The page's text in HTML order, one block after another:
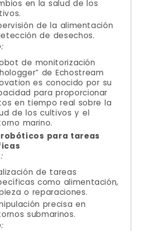
en la salud de los
de la alimentación
de desechos.
de monitorización
de Echostream
es conocido por su
para proporcionar
en tiempo real sobre la
de los cultivos y el
marino.
robóticos para tareas
de tareas
como alimentación,
o reparaciones.
precisa en
submarinos.